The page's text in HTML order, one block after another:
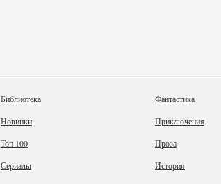
Библиотека
Новинки
Топ 100
Сериалы
Фантастика
Приключения
Проза
История